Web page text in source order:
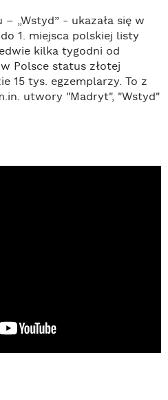
„Wstyd” - ukazała się w
1. miejsca polskiej listy
kilka tygodni od
Polsce status złotej
15 tys. egzemplarzy. To z
utwory "Madryt", "Wstyd"